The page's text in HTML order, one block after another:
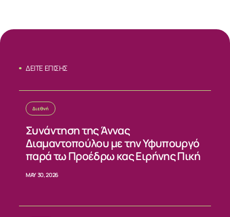
ΔΕΙΤΕ ΕΠΙΣΗΣ
Διεθνή
Συνάντηση της Άννας
Διαμαντοπούλου με την Υφυπουργό
παρά τω Προέδρω κας Ειρήνης Πική
MAY 30, 2026